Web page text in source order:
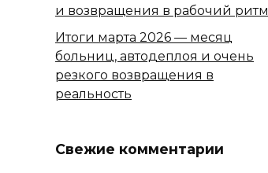
и возвращения в рабочий ритм
Итоги марта 2026 — месяц
больниц, автодеплоя и очень
резкого возвращения в
реальность
Свежие комментарии